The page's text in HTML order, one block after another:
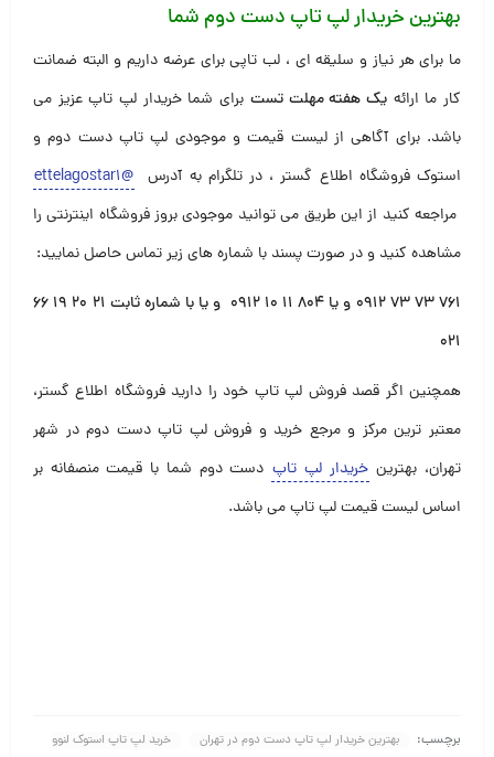
بهترین خریدار لپ تاپ دست دوم شما
ما برای هر نیاز و سلیقه ای ، لب تاپی برای عرضه داریم و البته ضمانت
کار ما ارائهیک هفته مهلت تست برای شما خریدار لپ تاپ عزیز می
باشد. برای آگاهی از لیست قیمت و موجودی لپ تاپ دست دوم و
استوک فروشگاه اطلاع گستر ، در تلگرام به آدرس @ettelagostar1
مراجعه کنید از این طریق می توانید موجودی بروز فروشگاه اینترنتی را
مشاهده کنید و در صورت پسند با شماره های زیر تماس حاصل نمایید:
۷۶۱ ۷۳ ۷۳ ۰۹۱۲ و یا ۸۰۴ ۱۱ ۱۰ ۰۹۱۲ و یا با شماره ثابت ۲۱ ۲۰ ۱۹ ۶۶
۰۲۱
همچنین اگر قصد فروش لپ تاپ خود را دارید فروشگاه اطلاع گستر،
معتبر ترین مرکز و مرجع خرید و فروش لپ تاپ دست دوم در شهر
تهران، بهترین خریدار لپ تاپ دست دوم شما با قیمت منصفانه بر
اساس لیست قیمت لپ تاپ می باشد.
برچسب: بهترین خریدار لپ تاپ دست دوم در تهران
خرید لپ تاپ استوک لنوو